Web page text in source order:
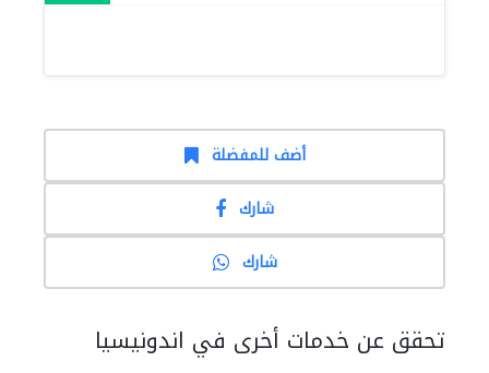
أضف للمفضلة
شارك
شارك
تحقق عن خدمات أخرى في اندونيسيا